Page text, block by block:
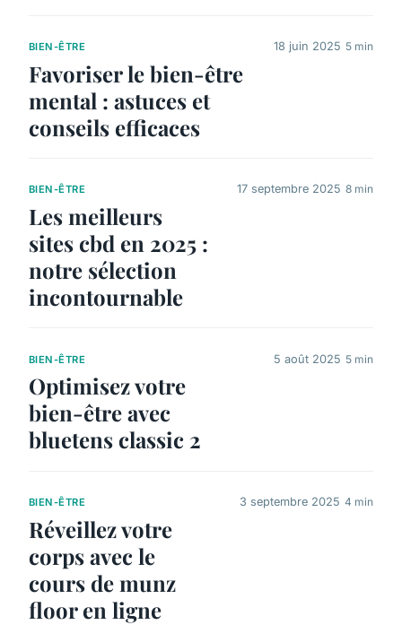
BIEN-ÊTRE
Favoriser le bien-être
mental : astuces et
conseils efficaces
18 juin 2025 5 min
BIEN-ÊTRE
Les meilleurs
sites cbd en 2025 :
notre sélection
incontournable
17 septembre 2025 8 min
BIEN-ÊTRE
Optimisez votre
bien-être avec
bluetens classic 2
5 août 2025 5 min
BIEN-ÊTRE
Réveillez votre
corps avec le
cours de munz
floor en ligne
3 septembre 2025 4 min